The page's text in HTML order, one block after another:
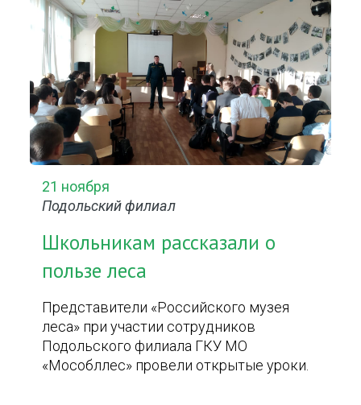
21 ноября
Подольский филиал
Школьникам рассказали о
пользе леса
Представители «Российского музея
леса» при участии сотрудников
Подольского филиала ГКУ МО
«Мособллес» провели открытые уроки.